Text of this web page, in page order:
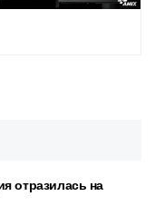
отразилась на